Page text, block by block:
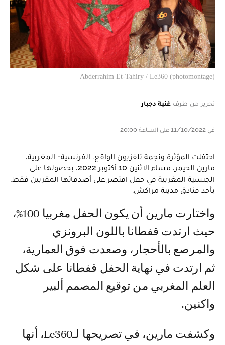
Abderrahim Et-Tahiry / Le360 (photomontage)
تحرير من طرف غنية دجبار
في 11/10/2022 على الساعة 20:00
احتفلت المؤثرة ونجمة تلفزيون الواقع، الفرنسية- المغربية،
مارين الحيمر، مساء الاثنين 10 أكتوبر 2022، بحصولها على
الجنسية المغربية في حفل اقتصر على أصدقائها المقربين فقط،
بأحد فنادق مدينة مراكش.
واختارت مارين أن يكون الحفل مغربيا 100%،
حيث ارتدت قفطانا باللون البرونزي
والمرصع بالأحجار، وصعدت فوق العمارية،
ثم ارتدت في نهاية الحفل قفطانا على شكل
العلم المغربي من توقيع المصمم ألبير
واكنين.
وكشفت مارين، في تصريحها لـLe360، أنها